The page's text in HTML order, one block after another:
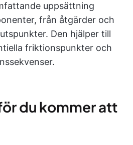
uppsättning
från åtgärder och
Den hjälper till
friktionspunkter och
du kommer att